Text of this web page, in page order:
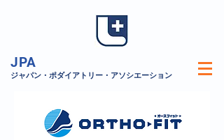
JPA
​ジャパン・ポダイアトリー・アソシエーション